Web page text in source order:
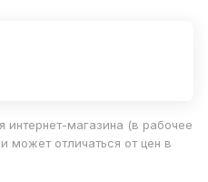
интернет-магазина (в рабочее
может отличаться от цен в